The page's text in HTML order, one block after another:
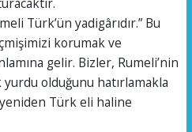
Türk’ün yadigârıdır.” Bu
korumak ve
gelir. Bizler, Rumeli’nin
olduğunu hatırlamakla
Türk eli haline